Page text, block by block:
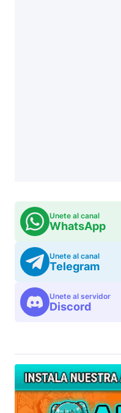
Unete al canal
WhatsApp
Unete al canal
Telegram
Unete al servidor
Discord